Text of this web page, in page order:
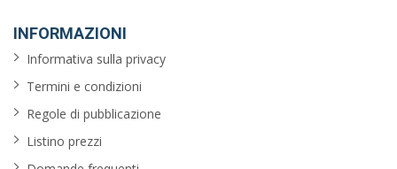
INFORMAZIONI
Informativa sulla privacy
Termini e condizioni
Regole di pubblicazione
Listino prezzi